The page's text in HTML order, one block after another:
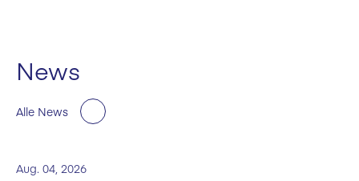
News
Alle News
Aug. 04, 2026